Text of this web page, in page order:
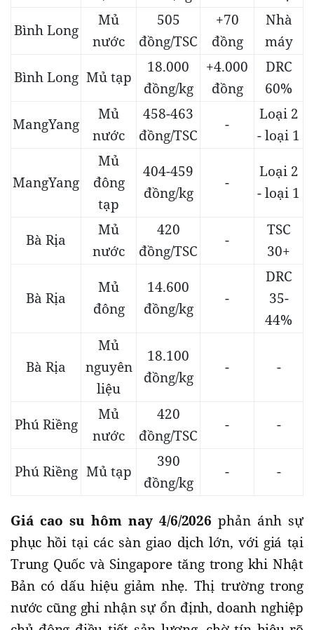
Bình Long
Mủ
nước
505
đồng/TSC
+70
đồng
Nhà
máy
Bình Long Mủ tạp
18.000
đồng/kg
+4.000
đồng
DRC
60%
MangYang
Mủ
nước
458-463
đồng/TSC
-
Loại 2
- loại 1
MangYang
Mủ
đông
tạp
404-459
đồng/kg
-
Loại 2
- loại 1
Bà Rịa
Mủ
nước
420
đồng/TSC
-
TSC
30+
Bà Rịa
Mủ
đông
14.600
đồng/kg
-
DRC
35-
44%
Bà Rịa
Mủ
nguyên
liệu
18.100
đồng/kg
- -
Phú Riềng
Mủ
nước
420
đồng/TSC
- -
Phú Riềng Mủ tạp
390
đồng/kg
- -
Giá cao su hôm nay 4/6/2026 phản ánh sự
phục hồi tại các sàn giao dịch lớn, với giá tại
Trung Quốc và Singapore tăng trong khi Nhật
Bản có dấu hiệu giảm nhẹ. Thị trường trong
nước cũng ghi nhận sự ổn định, doanh nghiệp